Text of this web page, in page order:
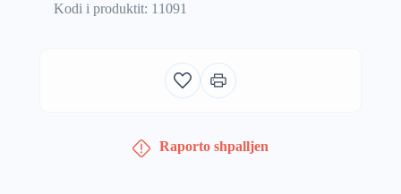
Kodi i produktit: 11091
Raporto shpalljen